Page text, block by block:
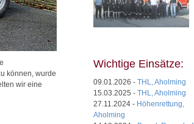
können, wurde
wir eine
Wichtige Einsätze:
09.01.2026 - THL, Aholming
15.03.2025 - THL, Aholming
27.11.2024 - Höhenrettung,
Aholming